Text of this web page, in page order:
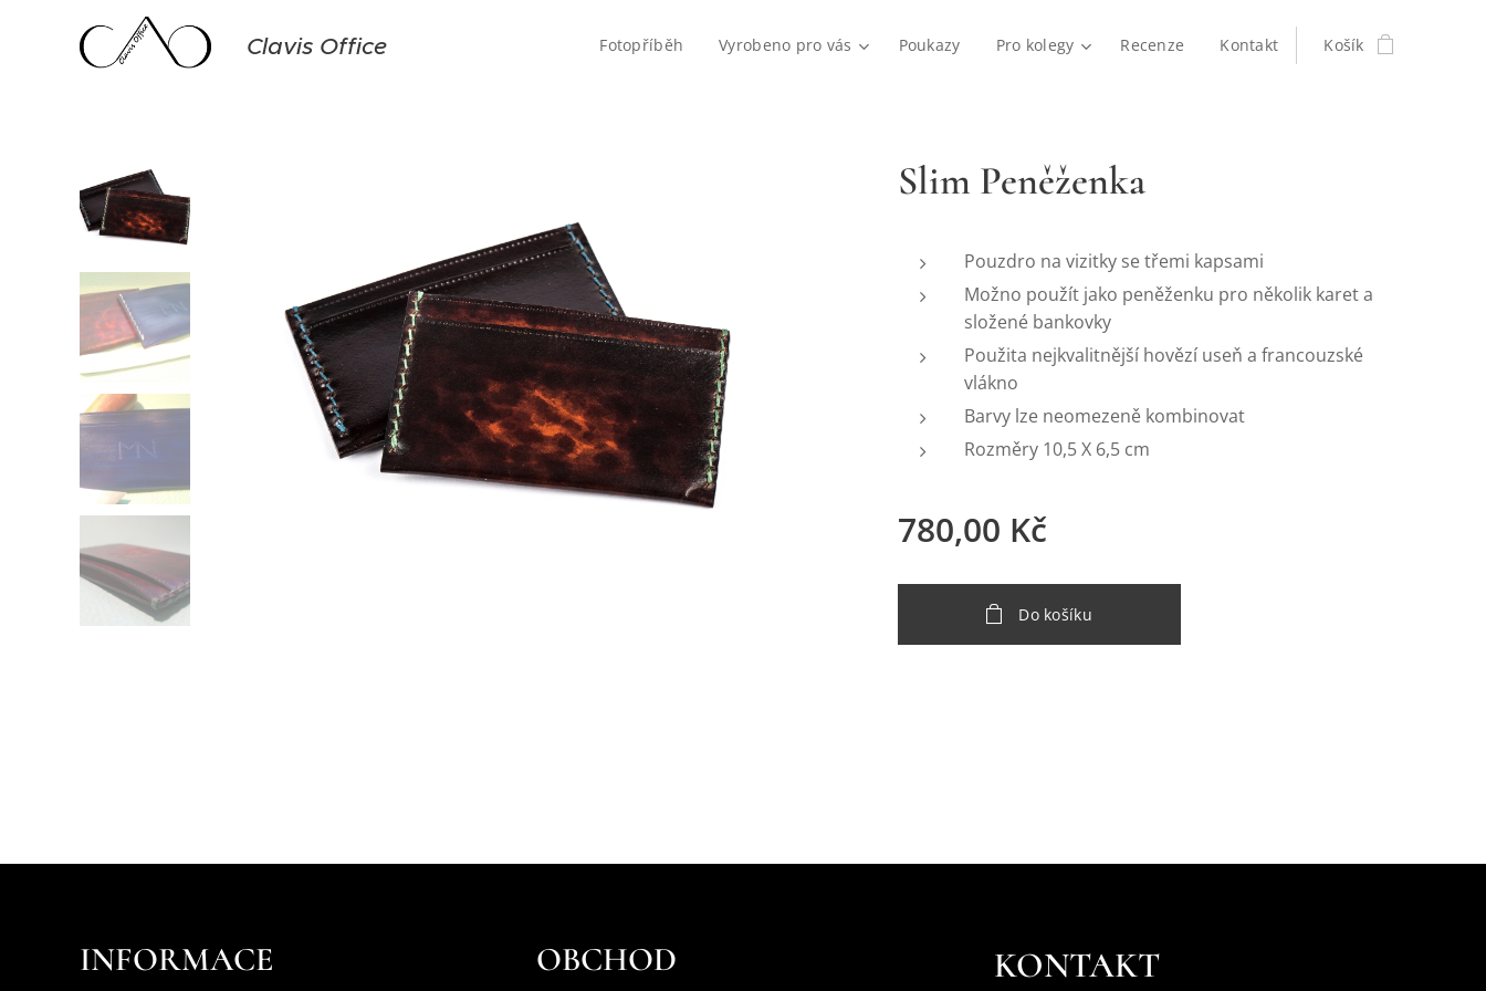
Clavis Office Fotopříběh Vyrobeno pro vás Poukazy Pro kolegy Recenze Kontakt Košík
Slim Peněženka
Pouzdro na vizitky se třemi kapsami
Možno použít jako peněženku pro několik karet a
složené bankovky
Použita nejkvalitnější hovězí useň a francouzské
vlákno
Barvy lze neomezeně kombinovat
Rozměry 10,5 X 6,5 cm
780,00 Kč
Do košíku
INFORMACE OBCHOD KONTAKT